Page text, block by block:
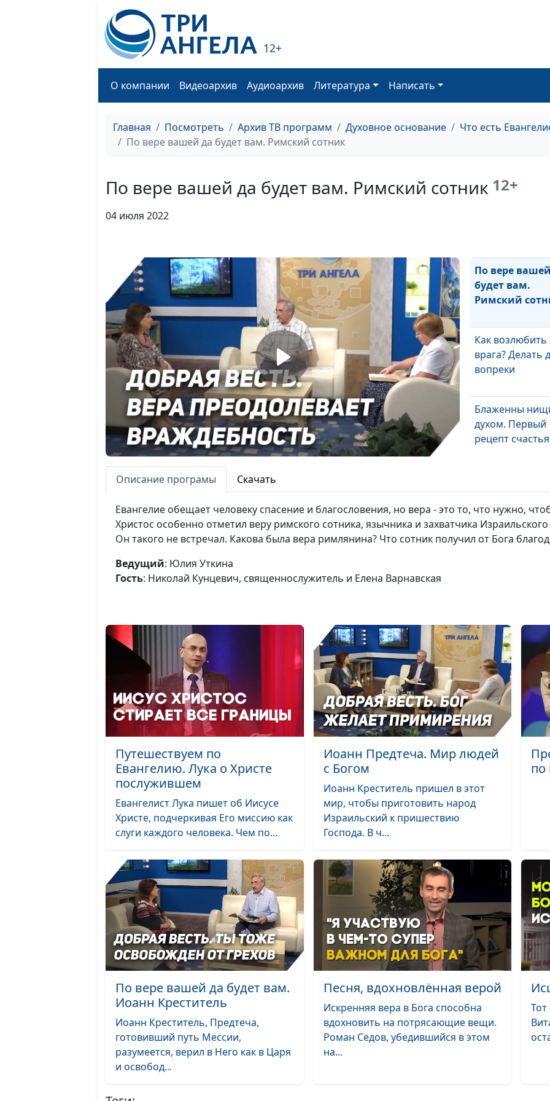
12+
О компании Видеоархив Аудиоархив Литература Написать
Главная Посмотреть Архив ТВ программ Духовное основание
Что есть
По вере вашей да будет вам. Римский сотник
По вере вашей да будет вам. Римский сотник 12+
04 июля 2022
человека?
Магдалина
По вере
будет вам.
Римский
Как возлюбить
врага? Делать
вопреки
Блаженны
духом. Первый
рецепт счастья
Сила учеников
Иисуса
40 дней в
Искушение -
испытание?
Отрок Иисус -
предназначение
возраст
Рождение
значение для
сегодня
Иоанн Предтеча.
Мир людей с
Описание програмы Скачать
Евангелие обещает человеку спасение и благословения, но вера - это то, что нужно,
Христос особенно отметил веру римского сотника, язычника и захватчика
Он такого не встречал. Какова была вера римлянина? Что сотник получил от Бога
Ведущий: Юлия Уткина
Гость: Николай Кунцевич, священнослужитель и Елена Варнавская
Путешествуем по
Евангелию. Лука о Христе
послужившем
Евангелист Лука пишет об Иисусе
Христе, подчеркивая Его миссию как
слуги каждого человека. Чем по...
Иоанн Предтеча. Мир людей
с Богом
Иоанн Креститель пришел в этот
мир, чтобы приготовить народ
Израильский к пришествию
Господа. В ч...
по
По вере вашей да будет вам.
Иоанн Креститель
Иоанн Креститель, Предтеча,
готовивший путь Мессии,
разумеется, верил в Него как в Царя
и освобод...
Песня, вдохновлённая верой
Искренняя вера в Бога способна
вдохновить на потрясающие вещи.
Роман Седов, убедившийся в этом
на...